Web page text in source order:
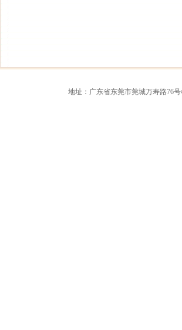
地址：广东省东莞市莞城万寿路76号